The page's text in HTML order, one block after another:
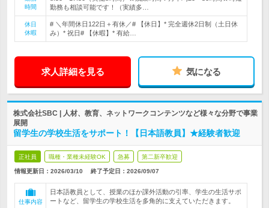
時間
勤務も相談可能です！（実績多…
休日
休暇
# ＼年間休日122日＋有休／# 【休日】* 完全週休2日制（土日休
み）* 祝日# 【休暇】* 有給…
求人詳細を見る 気になる
株式会社SBC | 人材、教育、ネットワークコンテンツなど様々な分野で事業
展開
留学生の学校生活をサポート！【日本語教員】★経験者歓迎
正社員 職種・業種未経験OK 急募 第二新卒歓迎
情報更新日：2026/03/10 終了予定日： 2026/09/07
仕事内容
日本語教員として、授業のほか課外活動の引率、学生の生活サポ
ートなど、留学生の学校生活を多角的に支えていただきます。